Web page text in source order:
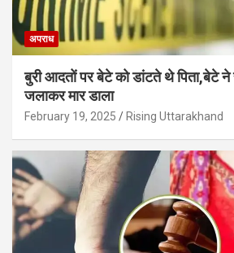
अपराध
बुरी आदतों पर बेटे को डांटते थे पिता,बेटे
जलाकर मार डाला
February 19, 2025 Rising Uttarakhand